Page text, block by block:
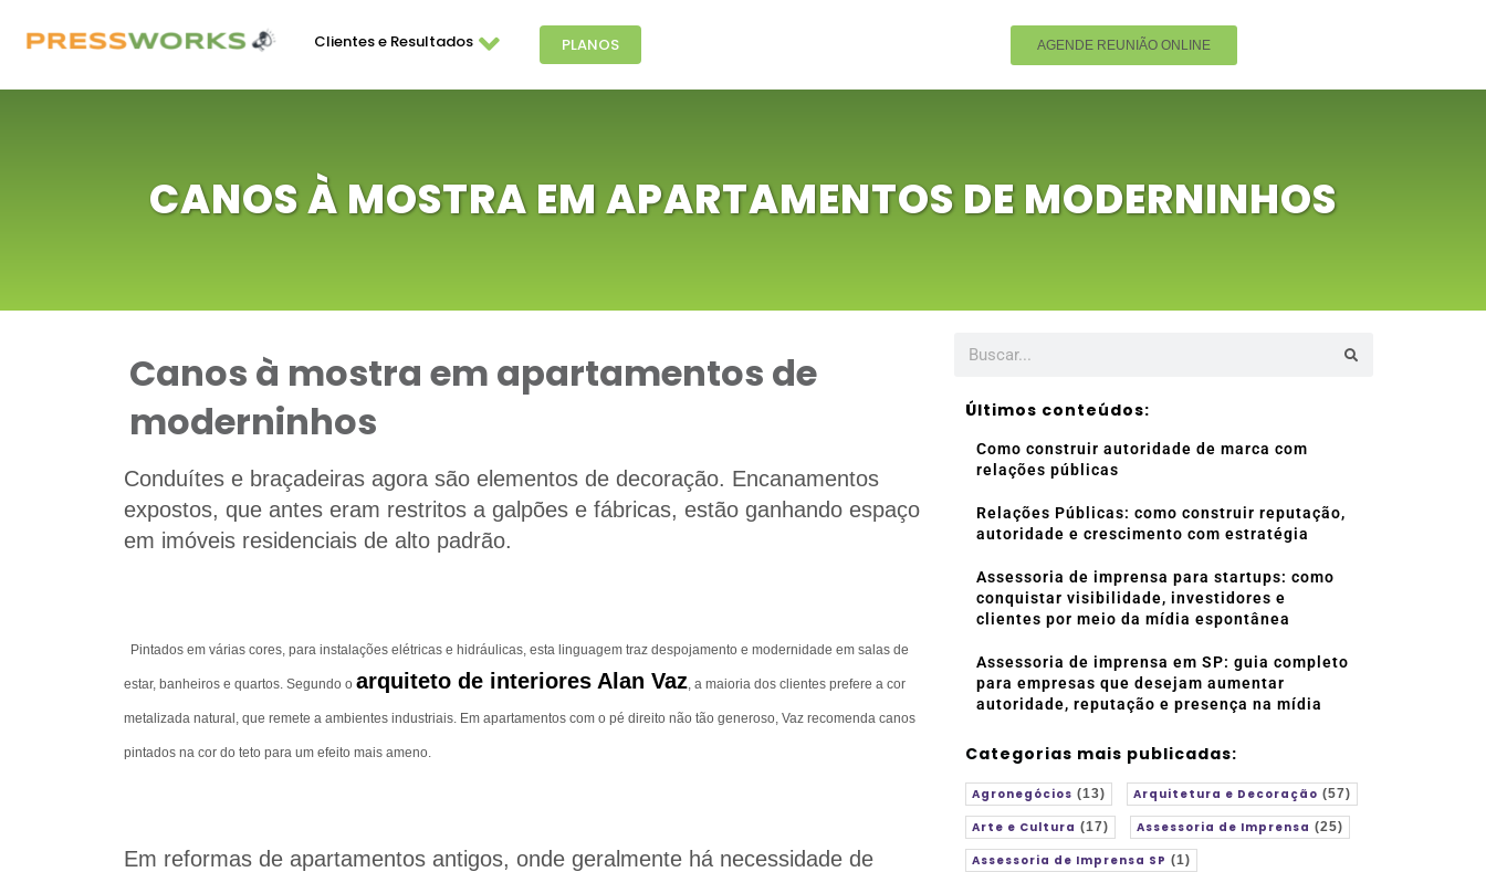
Clientes e Resultados PLANOS AGENDE REUNIÃO ONLINE
CANOS À MOSTRA EM APARTAMENTOS DE MODERNINHOS
Canos à mostra em apartamentos de
moderninhos
Conduítes e braçadeiras agora são elementos de decoração. Encanamentos
expostos, que antes eram restritos a galpões e fábricas, estão ganhando espaço
em imóveis residenciais de alto padrão.
Pintados em várias cores, para instalações elétricas e hidráulicas, esta linguagem traz despojamento e modernidade em salas de
estar, banheiros e quartos. Segundo o arquiteto de interiores Alan Vaz, a maioria dos clientes prefere a cor
metalizada natural, que remete a ambientes industriais. Em apartamentos com o pé direito não tão generoso, Vaz recomenda canos
pintados na cor do teto para um efeito mais ameno.
Em reformas de apartamentos antigos, onde geralmente há necessidade de
Últimos conteúdos:
Como construir autoridade de marca com
relações públicas
Relações Públicas: como construir reputação,
autoridade e crescimento com estratégia
Assessoria de imprensa para startups: como
conquistar visibilidade, investidores e
clientes por meio da mídia espontânea
Assessoria de imprensa em SP: guia completo
para empresas que desejam aumentar
autoridade, reputação e presença na mídia
Categorias mais publicadas:
Agronegócios (13) Arquitetura e Decoração (57)
Arte e Cultura (17) Assessoria de Imprensa (25)
Assessoria de Imprensa SP (1)